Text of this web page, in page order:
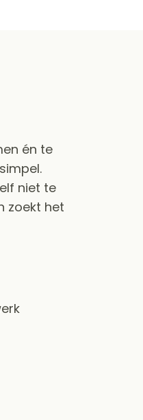
én te
niet te
zoekt het